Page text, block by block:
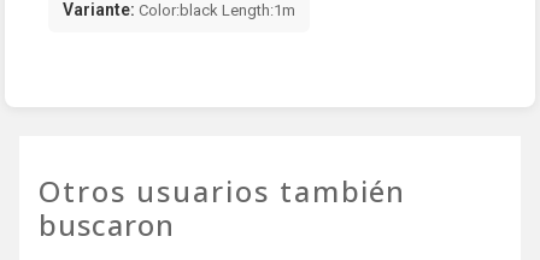
Variante: Color:black Length:1m
Otros usuarios también
buscaron